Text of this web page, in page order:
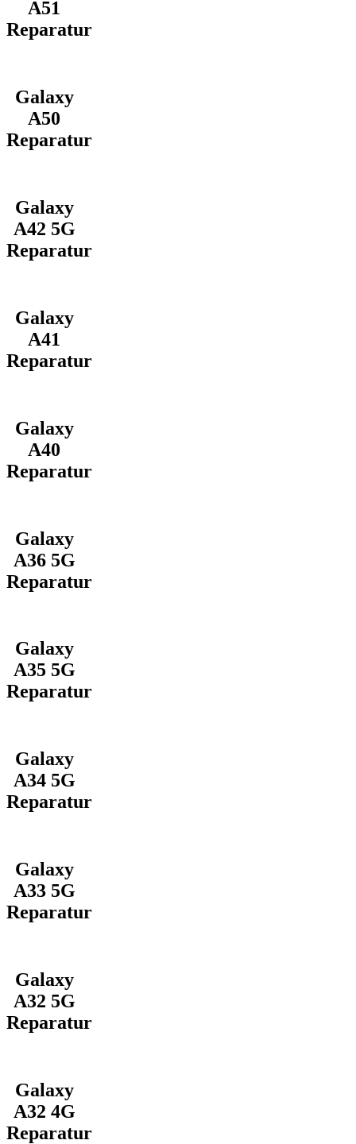
A51
Reparatur
Galaxy
A50
Reparatur
Galaxy
A42 5G
Reparatur
Galaxy
A41
Reparatur
Galaxy
A40
Reparatur
Galaxy
A36 5G
Reparatur
Galaxy
A35 5G
Reparatur
Galaxy
A34 5G
Reparatur
Galaxy
A33 5G
Reparatur
Galaxy
A32 5G
Reparatur
Galaxy
A32 4G
Reparatur